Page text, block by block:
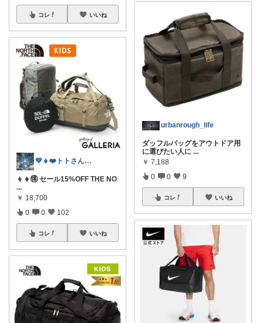
コレ いいね
💚👧❤️トトさん 8月🥵
👦👧🉐 セール15%OFF THE NO
...
￥ 18,700
0 0 102
コレ いいね
urbanrough_life
ダッフルバッグをアウトドア用
に選びたい人に ...
￥ 7,188
0 0 9
コレ いいね